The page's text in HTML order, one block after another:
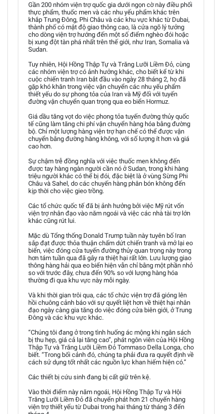
Gần 200 nhóm viện trợ quốc gia dưới ngọn cờ này điều phối
thực phẩm, thuốc men và các nhu yếu phẩm khác trên
khắp Trung Đông, Phi Châu và các khu vực khác từ Dubai,
thành phố có mật độ giao thông cao, là cửa ngõ lý tưởng
cho dòng viện trợ hướng đến một số điểm nghèo đói hoặc
bị xung đột tàn phá nhất trên thế giới, như Iran, Somalia và
Sudan.
Tuy nhiên, Hội Hồng Thập Tự và Trăng Lưỡi Liềm Đỏ, cùng
các nhóm viện trợ có ảnh hưởng khác, cho biết kể từ khi
cuộc chiến tranh Iran bắt đầu vào ngày 28 tháng 2, họ đã
gặp khó khăn trong việc vận chuyển các nhu yếu phẩm
thiết yếu do sự phong tỏa của Iran và Mỹ đối với tuyến
đường vận chuyển quan trọng qua eo biển Hormuz.
Giá dầu tăng vọt do việc phong tỏa tuyến đường thủy quốc
tế cũng làm tăng chi phí vận chuyển hàng hóa bằng đường
bộ. Chỉ một lượng hàng viện trợ hạn chế có thể được vận
chuyển bằng đường hàng không, với số lượng ít hơn và giá
cao hơn.
Sự chậm trễ đồng nghĩa với việc thuốc men không đến
được tay hàng ngàn người cần nó ở Sudan, trong khi hàng
triệu người khác có thể bị đói, đặc biệt là ở vùng Sừng Phi
Châu và Sahel, do các chuyến hàng phân bón không đến
kịp thời cho việc gieo trồng.
Các tổ chức quốc tế đã bị ảnh hưởng bởi việc Mỹ rút vốn
viện trợ nhân đạo vào năm ngoái và việc các nhà tài trợ lớn
khác cũng rút lui.
Mặc dù Tổng thống Donald Trump tuần này tuyên bố Iran
sắp đạt được thỏa thuận chấm dứt chiến tranh và mở lại eo
biển, việc đóng cửa tuyến đường thủy quan trọng này trong
hơn tám tuần qua đã gây ra thiệt hại rất lớn. Lưu lượng giao
thông hàng hải qua eo biển hiện vẫn chỉ bằng một phần nhỏ
so với trước đây, chưa đến 90% so với lượng hàng hóa
thường đi qua khu vực này mỗi ngày.
Và khi thời gian trôi qua, các tổ chức viện trợ đã gióng lên
hồi chuông cảnh báo với sự quyết liệt hơn về thiệt hại nhân
đạo ngày càng gia tăng do việc đóng cửa biên giới, ở Trung
Đông và các khu vực khác.
“Chúng tôi đang ở trong tình huống ác mộng khi ngân sách
bị thu hẹp, giá cả lại tăng cao”, phát ngôn viên của Hội Hồng
Thập Tự và Trăng Lưỡi Liềm Đỏ Tommaso Della Longa, cho
biết. “Trong bối cảnh đó, chúng ta phải đưa ra quyết định về
cách sử dụng tốt nhất các nguồn lực khan hiếm hiện có.”
Các thiết bị cứu sinh đang bị cất giữ trên kệ.
Vào thời điểm này năm ngoái, Hội Hồng Thập Tự và Hội
Trăng Lưỡi Liềm Đỏ đã chuyển phát hơn 21 chuyến hàng
viện trợ thiết yếu từ Dubai trong hai tháng từ tháng 3 đến